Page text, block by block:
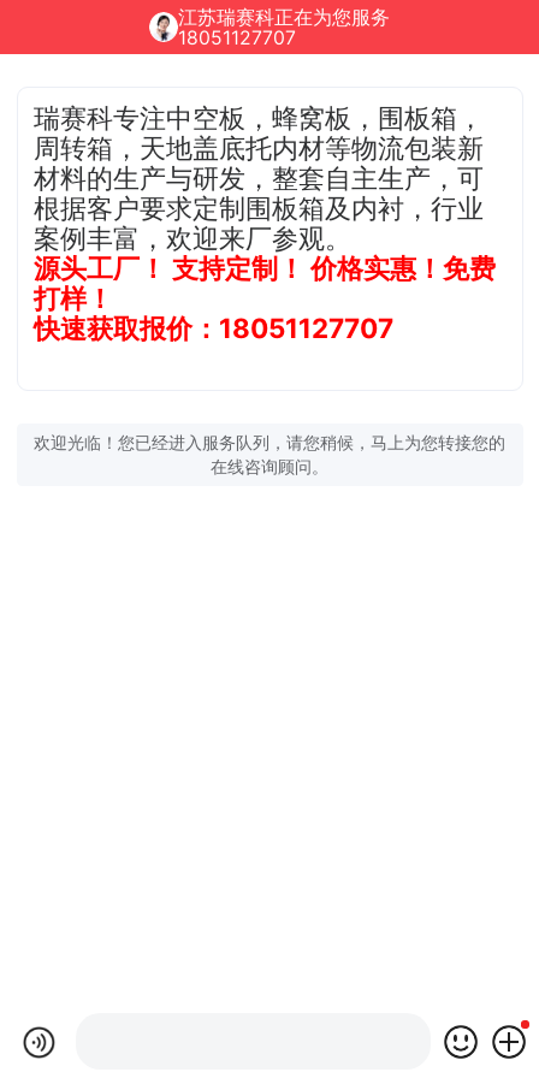
江苏瑞赛科正在为您服务
18051127707
瑞赛科专注中空板，蜂窝板，围板箱，
周转箱，天地盖底托内材等物流包装新
材料的生产与研发，整套自主生产，可
根据客户要求定制围板箱及内衬，行业
案例丰富，欢迎来厂参观。
源头工厂！ 支持定制！ 价格实惠！免费
打样！
快速获取报价：18051127707
欢迎光临！您已经进入服务队列，请您稍候，马上为您转接您的
在线咨询顾问。